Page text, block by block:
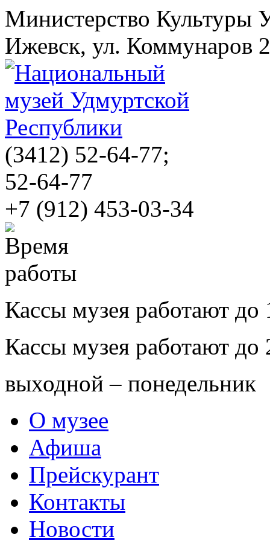
Министерство Культуры
Ижевск, ул. Коммунаров
(3412) 52-64-77;
52-64-77
+7 (912) 453-03-34
Кассы музея работают до
Кассы музея работают
выходной – понедельник
О музее
Афиша
Прейскурант
Контакты
Новости